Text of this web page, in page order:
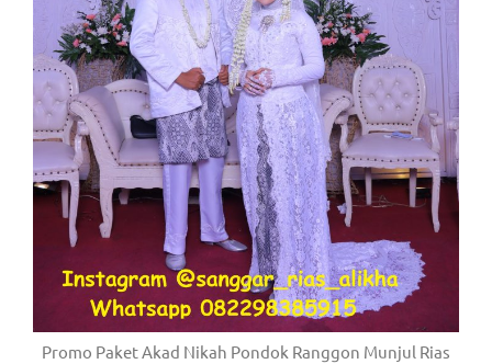
Promo Paket Akad Nikah Pondok Ranggon Munjul Rias